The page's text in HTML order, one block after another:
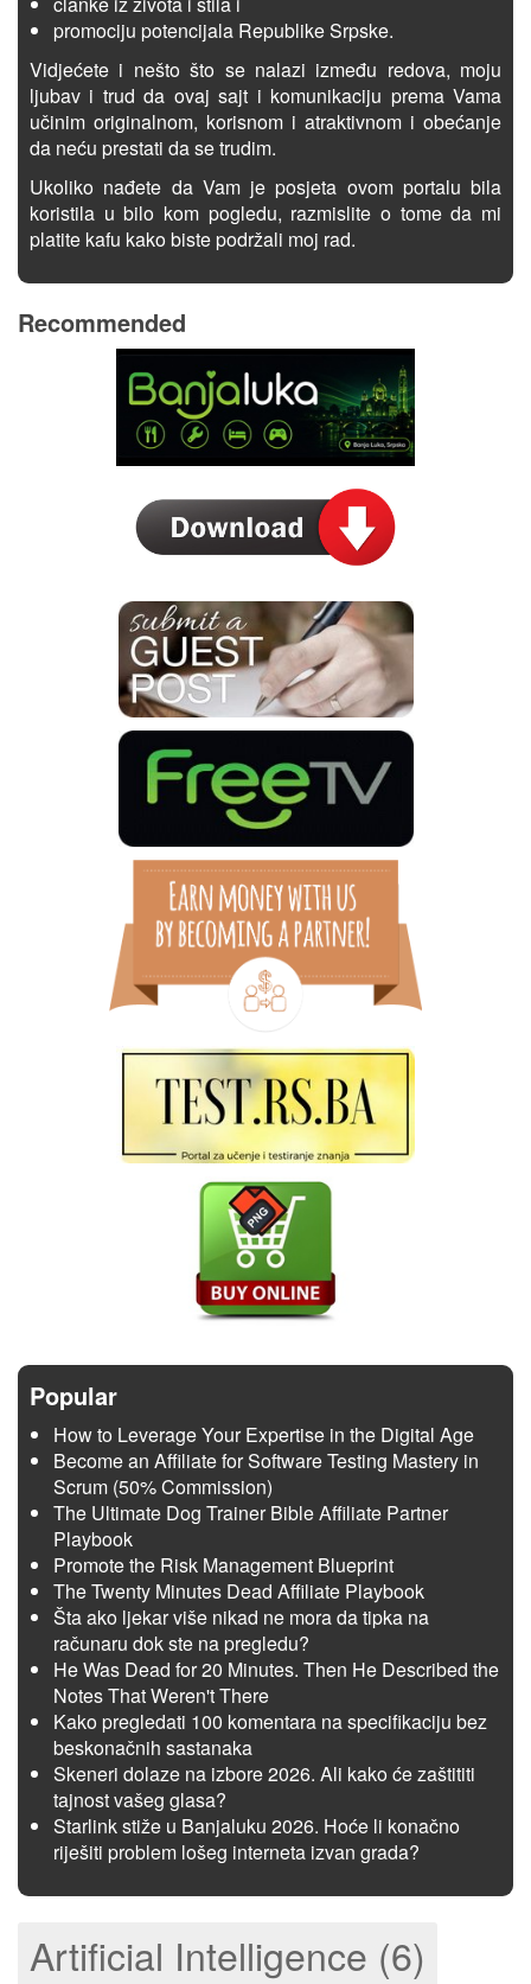
promociju potencijala Republike Srpske.
Vidjećete i nešto što se nalazi između redova, moju
ljubav i trud da ovaj sajt i komunikaciju prema Vama
učinim originalnom, korisnom i atraktivnom i obećanje
da neću prestati da se trudim.
Ukoliko nađete da Vam je posjeta ovom portalu bila
koristila u bilo kom pogledu, razmislite o tome da mi
platite kafu kako biste podržali moj rad.
Recommended
Popular
How to Leverage Your Expertise in the Digital Age
Become an Affiliate for Software Testing Mastery in
Scrum (50% Commission)
The Ultimate Dog Trainer Bible Affiliate Partner
Playbook
Promote the Risk Management Blueprint
The Twenty Minutes Dead Affiliate Playbook
Šta ako ljekar više nikad ne mora da tipka na
računaru dok ste na pregledu?
He Was Dead for 20 Minutes. Then He Described the
Notes That Weren't There
Kako pregledati 100 komentara na specifikaciju bez
beskonačnih sastanaka
Skeneri dolaze na izbore 2026. Ali kako će zaštititi
tajnost vašeg glasa?
Starlink stiže u Banjaluku 2026. Hoće li konačno
riješiti problem lošeg interneta izvan grada?
Artificial Intelligence (6)